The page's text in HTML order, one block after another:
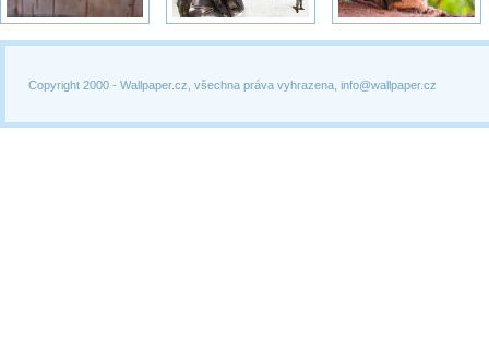
Copyright 2000 - Wallpaper.cz, všechna práva vyhrazena, info@wallpaper.cz